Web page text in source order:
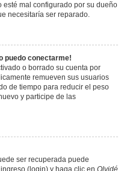
mal configurado por su dueño
necesitaría ser reparado.
puedo conectarme!
o borrado su cuenta por
remueven sus usuarios
de tiempo para reducir el peso
y participe de las
ser recuperada puede
(login) y haga clic en Olvidé